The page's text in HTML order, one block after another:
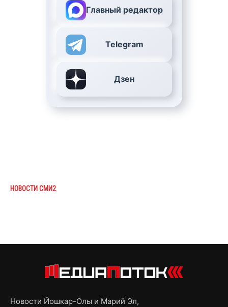
Главный редактор
Telegram
Дзен
НОВОСТИ СМИ2
Новости Йошкар-Олы и Марий Эл,